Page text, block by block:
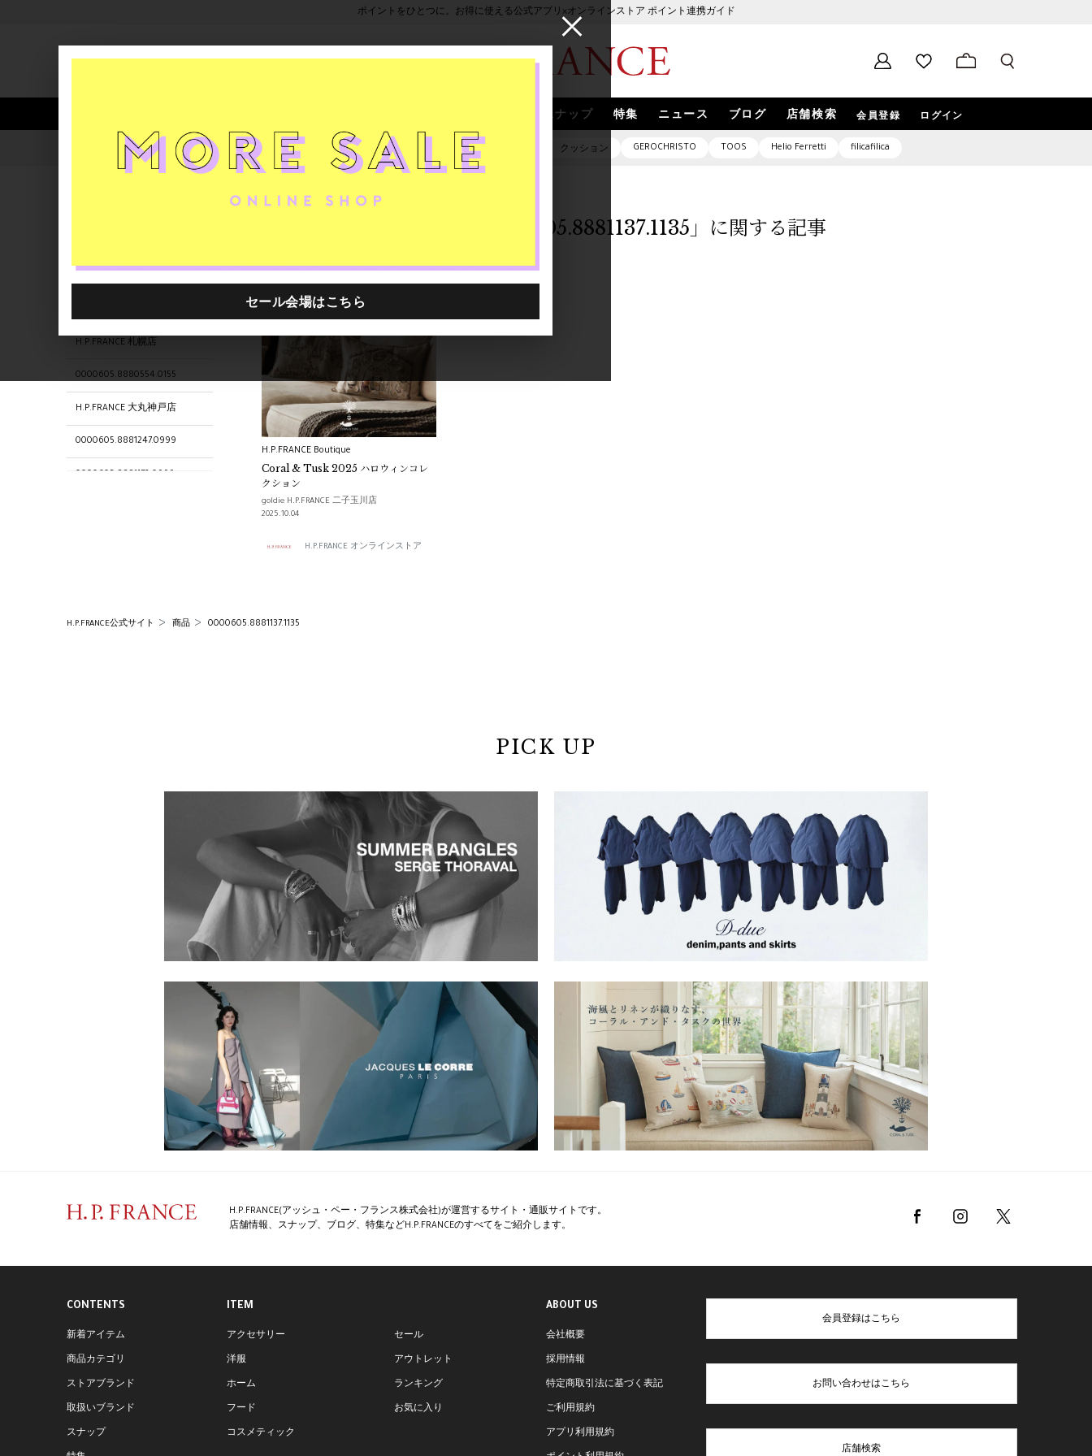
ポイントをひとつに。お得に使える公式アプリ×オンラインストア ポイント連携ガイド
スナップ 特集 ニュース ブログ 店舗検索 会員登録 ログイン
人気ワード セール 40th限定 ピアス バッグ クッション GEROCHRISTO TOOS Helio Ferretti filicafilica
H.P.FRANCE 札幌店
0000605.8880554.0155
H.P.FRANCE 大丸神戸店
0000605.8881247.0999
「0000605.8881137.1135」に関する記事
H.P.FRANCE Boutique
Coral & Tusk 2025 ハロウィンコレ
クション
goldie H.P.FRANCE 二子玉川店
2025.10.04
H.P.FRANCE オンラインストア
H.P.FRANCE公式サイト 商品 0000605.8881137.1135
PICK UP
H.P.FRANCE(アッシュ・ペー・フランス株式会社)が運営するサイト・通販サイトです。
店舗情報、スナップ、ブログ、特集などH.P.FRANCEのすべてをご紹介します。
CONTENTS
新着アイテム
商品カテゴリ
ストアブランド
取扱いブランド
スナップ
ITEM
アクセサリー
洋服
ホーム
フード
コスメティック
セール
アウトレット
ランキング
お気に入り
ABOUT US
会社概要
採用情報
特定商取引法に基づく表記
ご利用規約
アプリ利用規約
会員登録はこちら
お問い合わせはこちら
店舗検索